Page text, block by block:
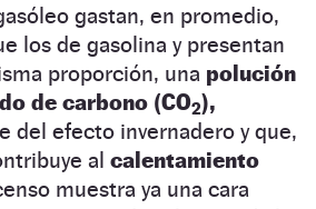
gastan, en promedio,
los de gasolina y presentan
proporción, una polución
de carbono (CO2),
del efecto invernadero y que,
al calentamiento
muestra ya una cara